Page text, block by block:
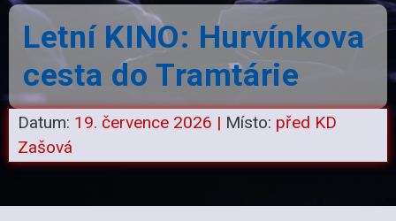
Letní KINO: Hurvínkova
cesta do Tramtárie
Datum: 19. července 2026 | Místo: před KD
Zašová